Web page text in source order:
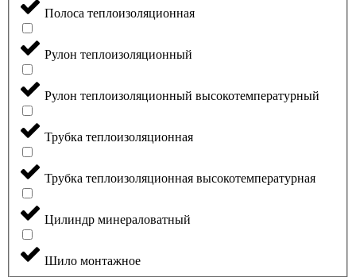
Полоса теплоизоляционная
Рулон теплоизоляционный
Рулон теплоизоляционный высокотемпературный
Трубка теплоизоляционная
Трубка теплоизоляционная высокотемпературная
Цилиндр минераловатный
Шило монтажное